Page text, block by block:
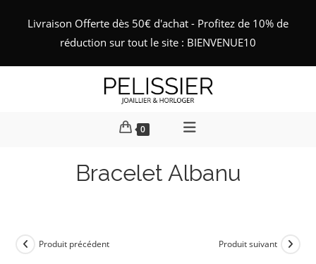
Livraison Offerte dès 50€ d'achat - Profitez de 10% de
réduction sur tout le site : BIENVENUE10
0
Bracelet Albanu
Produit précédent Produit suivant